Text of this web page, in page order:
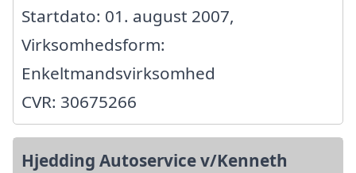
Startdato: 01. august 2007,
Virksomhedsform:
Enkeltmandsvirksomhed
CVR: 30675266
Hjedding Autoservice v/Kenneth